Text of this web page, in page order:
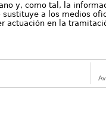
y, como tal, la
a los medios
actuación en la